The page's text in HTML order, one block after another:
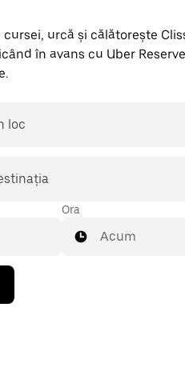
urcă și călătorește
în avans cu Uber
loc
Ora
Acum